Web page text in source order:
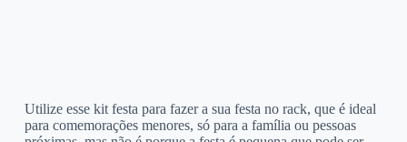
Utilize esse kit festa para fazer a sua festa no rack, que é ideal
para comemorações menores, só para a família ou pessoas